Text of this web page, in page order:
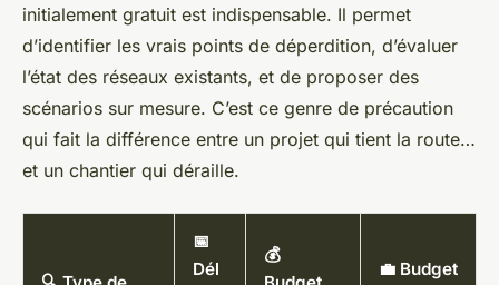
initialement gratuit est indispensable. Il permet
d’identifier les vrais points de déperdition, d’évaluer
l’état des réseaux existants, et de proposer des
scénarios sur mesure. C’est ce genre de précaution
qui fait la différence entre un projet qui tient la route…
et un chantier qui déraille.
📅
Dél
💰
💼 Budget